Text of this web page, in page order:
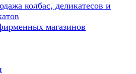
колбас, деликатесов и
магазинов